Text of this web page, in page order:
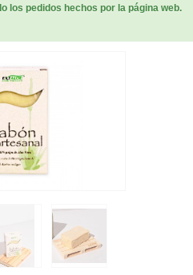
los pedidos hechos por la página web.